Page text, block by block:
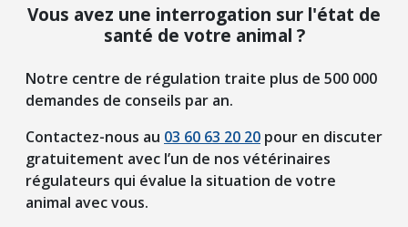
Vous avez une interrogation sur l'état de
santé de votre animal ?
Notre centre de régulation traite plus de 500 000
demandes de conseils par an.
Contactez-nous au 03 60 63 20 20 pour en discuter
gratuitement avec l’un de nos vétérinaires
régulateurs qui évalue la situation de votre
animal avec vous.